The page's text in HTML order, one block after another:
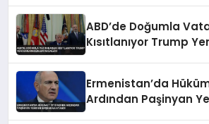
ABD’de Doğumla
Kısıtlanıyor Trump
Ermenistan’da
Ardından Paşinyan